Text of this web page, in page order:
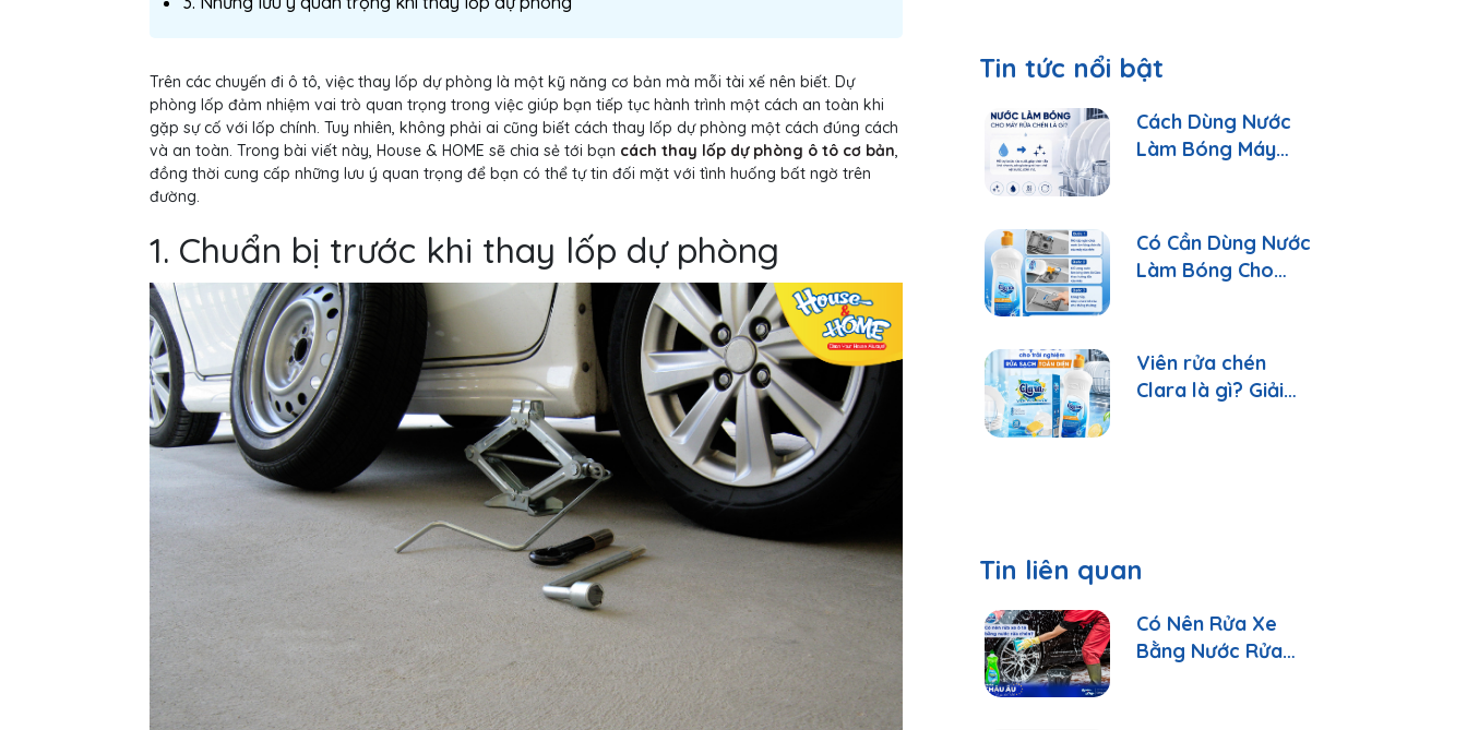
Trên các chuyến đi ô tô, việc thay lốp dự phòng là một kỹ năng cơ bản mà mỗi tài xế nên biết. Dự
phòng lốp đảm nhiệm vai trò quan trọng trong việc giúp bạn tiếp tục hành trình một cách an toàn khi
gặp sự cố với lốp chính. Tuy nhiên, không phải ai cũng biết cách thay lốp dự phòng một cách đúng cách
và an toàn. Trong bài viết này, House & HOME sẽ chia sẻ tới bạn cách thay lốp dự phòng ô tô cơ bản,
đồng thời cung cấp những lưu ý quan trọng để bạn có thể tự tin đối mặt với tình huống bất ngờ trên
đường.
1. Chuẩn bị trước khi thay lốp dự phòng
Tin tức nổi bật
Cách Dùng Nước
Làm Bóng Máy
Có Cần Dùng Nước
Làm Bóng Cho
Viên rửa chén
Clara là gì? Giải
Tin liên quan
Có Nên Rửa Xe
Bằng Nước Rửa